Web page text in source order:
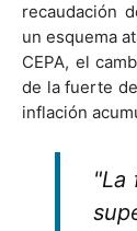
recaudación
un esquema
CEPA, el
de la fuerte
inflación
"La